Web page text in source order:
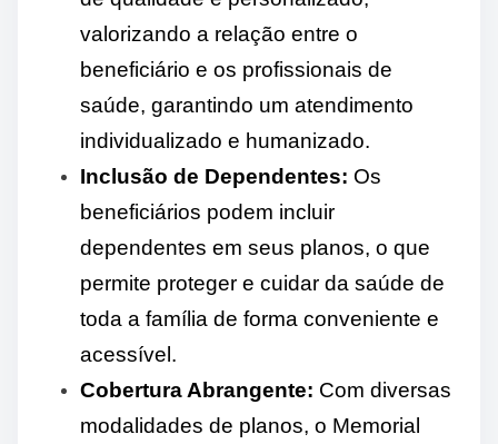
valorizando a relação entre o
beneficiário e os profissionais de
saúde, garantindo um atendimento
individualizado e humanizado.
Inclusão de Dependentes: Os
beneficiários podem incluir
dependentes em seus planos, o que
permite proteger e cuidar da saúde de
toda a família de forma conveniente e
acessível.
Cobertura Abrangente: Com diversas
modalidades de planos, o Memorial